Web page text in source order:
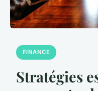
FINANCE
Stratégies